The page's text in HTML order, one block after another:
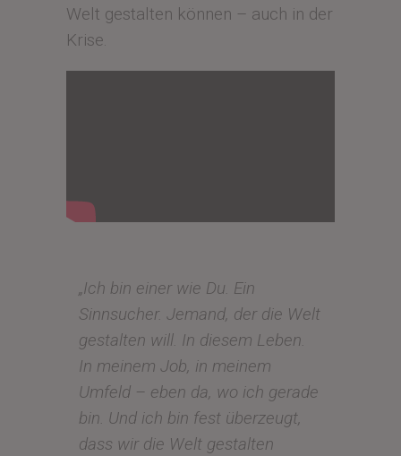
Welt gestalten können – auch in der
Krise.
„Ich bin einer wie Du. Ein
Sinnsucher. Jemand, der die Welt
gestalten will. In diesem Leben.
In meinem Job, in meinem
Umfeld – eben da, wo ich gerade
bin. Und ich bin fest überzeugt,
dass wir die Welt gestalten